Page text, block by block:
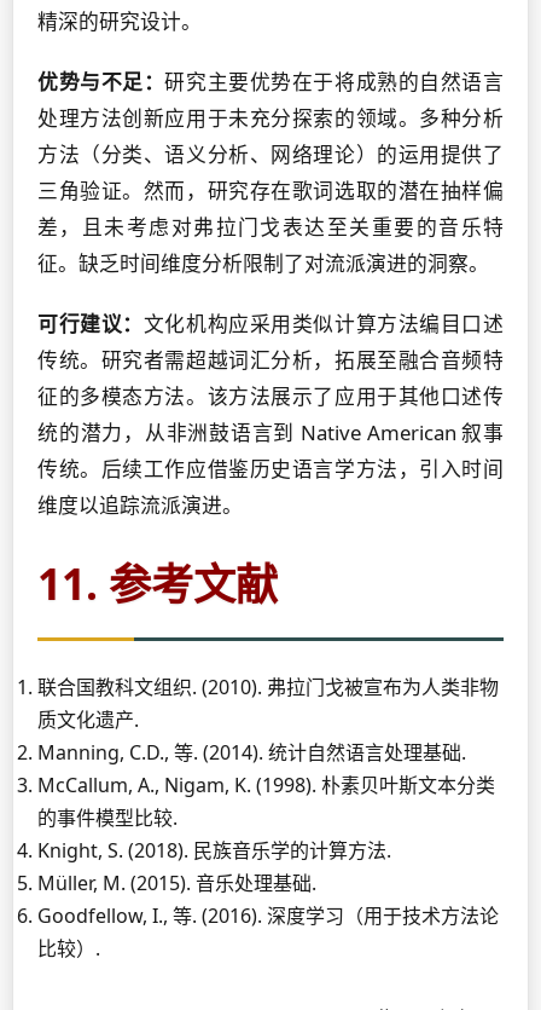
精深的研究设计。
优势与不足：研究主要优势在于将成熟的自然语言
处理方法创新应用于未充分探索的领域。多种分析
方法（分类、语义分析、网络理论）的运用提供了
三角验证。然而，研究存在歌词选取的潜在抽样偏
差，且未考虑对弗拉门戈表达至关重要的音乐特
征。缺乏时间维度分析限制了对流派演进的洞察。
可行建议： 文化机构应采用类似计算方法编目口述
传统。研究者需超越词汇分析，拓展至融合音频特
征的多模态方法。该方法展示了应用于其他口述传
统的潜力，从非洲鼓语言到 Native American 叙事
传统。后续工作应借鉴历史语言学方法，引入时间
维度以追踪流派演进。
11. 参考文献
联合国教科文组织. (2010). 弗拉门戈被宣布为人类非物
质文化遗产.
Manning, C.D., 等. (2014). 统计自然语言处理基础.
McCallum, A., Nigam, K. (1998). 朴素贝叶斯文本分类
的事件模型比较.
Knight, S. (2018). 民族音乐学的计算方法.
Müller, M. (2015). 音乐处理基础.
Goodfellow, I., 等. (2016). 深度学习（用于技术方法论
比较）.